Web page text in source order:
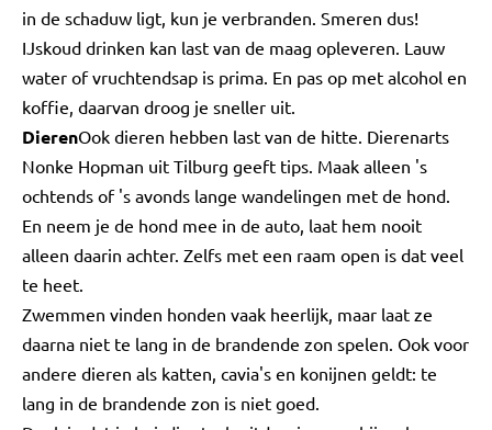
in de schaduw ligt, kun je verbranden. Smeren dus!
IJskoud drinken kan last van de maag opleveren. Lauw
water of vruchtendsap is prima. En pas op met alcohol en
koffie, daarvan droog je sneller uit.
DierenOok dieren hebben last van de hitte. Dierenarts
Nonke Hopman uit Tilburg geeft tips. Maak alleen 's
ochtends of 's avonds lange wandelingen met de hond.
En neem je de hond mee in de auto, laat hem nooit
alleen daarin achter. Zelfs met een raam open is dat veel
te heet.
Zwemmen vinden honden vaak heerlijk, maar laat ze
daarna niet te lang in de brandende zon spelen. Ook voor
andere dieren als katten, cavia's en konijnen geldt: te
lang in de brandende zon is niet goed.